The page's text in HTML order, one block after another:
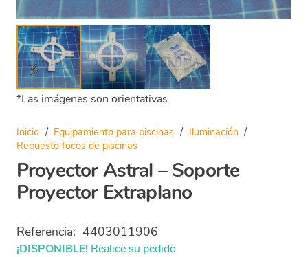
*Las imágenes son orientativas
Inicio / Equipamiento para piscinas / Iluminación /
Repuesto focos de piscinas
Proyector Astral – Soporte
Proyector Extraplano
Referencia: 4403011906
¡DISPONIBLE! Realice su pedido